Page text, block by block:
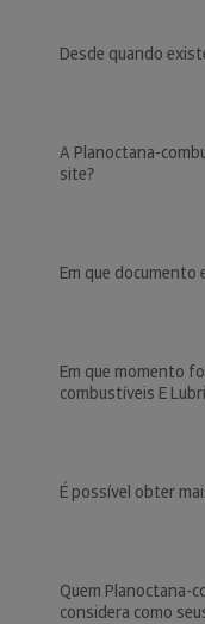
Desde quando
A Planoctana-
site?
Em que documento
Em que momento
combustíveis E
É possível obter
Quem Planoctana-
considera como